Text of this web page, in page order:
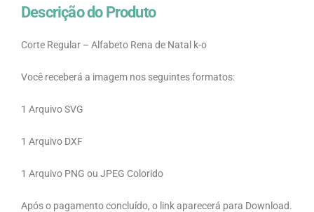
Descrição do Produto
Corte Regular – Alfabeto Rena de Natal k-o
Você receberá a imagem nos seguintes formatos:
1 Arquivo SVG
1 Arquivo DXF
1 Arquivo PNG ou JPEG Colorido
Após o pagamento concluído, o link aparecerá para Download.